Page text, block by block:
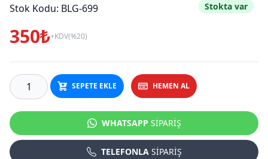
Stok Kodu: BLG-699 Stokta var
350₺+KDV(%20)
SEPETE EKLE HEMEN AL
WHATSAPP SİPARİŞ
TELEFONLA SİPARİŞ